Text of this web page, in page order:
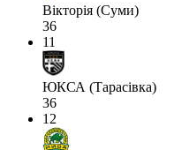
Вікторія (Суми)
36
11
ЮКСА (Тарасівка)
36
12